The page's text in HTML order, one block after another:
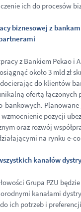
ich do procesów
biznesowej z
z Bankiem Pekao i
około 3 mld zł
do klientów
ofertą łączonych
bankowych. Planowane
wzmocnienie pozycji
oraz rozwój
na rynku e-
kanałów
Grupa PZU
kanałami
ich potrzeb i